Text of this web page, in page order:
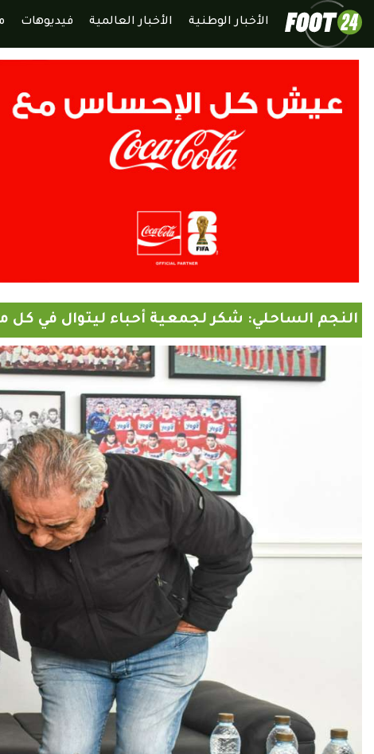
الأخبار الوطنية الأخبار العالمية فيديوهات
النجم الساحلي: شكر لجمعية أحباء ليتوال في كل